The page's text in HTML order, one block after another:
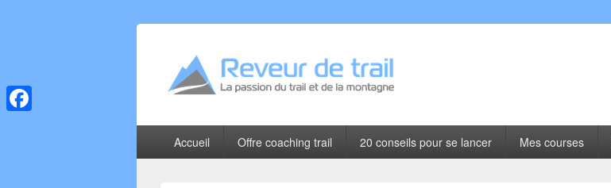
Reveur de trail
principalAccueil Offre coaching trail 20 conseils pour se lancer Mes courses